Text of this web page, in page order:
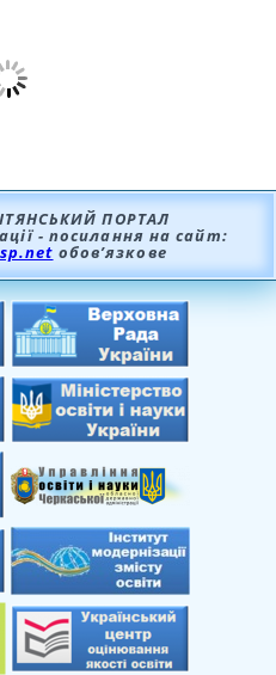
ПОРТАЛ
- посилання на сайт:
обов’язкове